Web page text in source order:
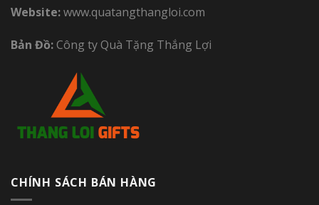
Website:www.quatangthangloi.com
Bản Đồ:Công ty Quà Tặng Thắng Lợi
CHÍNH SÁCH BÁN HÀNG